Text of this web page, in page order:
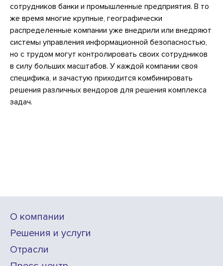
сотрудников банки и промышленные предприятия. В то
же время многие крупные, географически
распределенные компании уже внедрили или внедряют
системы управления информационной безопасностью,
но с трудом могут контролировать своих сотрудников
в силу больших масштабов. У каждой компании своя
специфика, и зачастую приходится комбинировать
решения различных вендоров для решения комплекса
задач.
О компании
Решения и услуги
Отрасли